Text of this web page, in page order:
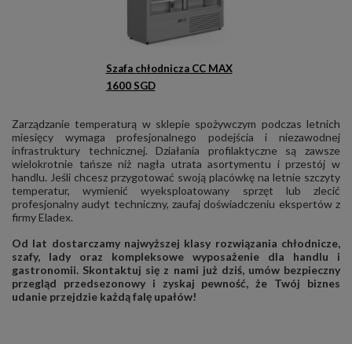
Szafa chłodnicza CC MAX
1600 SGD
Zarządzanie temperaturą w sklepie spożywczym podczas letnich
miesięcy wymaga profesjonalnego podejścia i niezawodnej
infrastruktury technicznej. Działania profilaktyczne są zawsze
wielokrotnie tańsze niż nagła utrata asortymentu i przestój w
handlu. Jeśli chcesz przygotować swoją placówkę na letnie szczyty
temperatur, wymienić wyeksploatowany sprzęt lub zlecić
profesjonalny audyt techniczny, zaufaj doświadczeniu ekspertów z
firmy Eladex.
Od lat dostarczamy najwyższej klasy rozwiązania chłodnicze,
szafy, lady oraz kompleksowe wyposażenie dla handlu i
gastronomii. Skontaktuj się z nami już dziś, umów bezpieczny
przegląd przedsezonowy i zyskaj pewność, że Twój biznes
udanie przejdzie każdą falę upałów!